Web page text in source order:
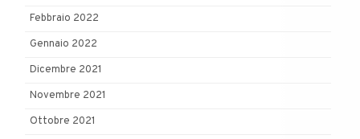
Febbraio 2022
Gennaio 2022
Dicembre 2021
Novembre 2021
Ottobre 2021